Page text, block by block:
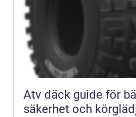
Atv däck guide för bättre grepp,
säkerhet och